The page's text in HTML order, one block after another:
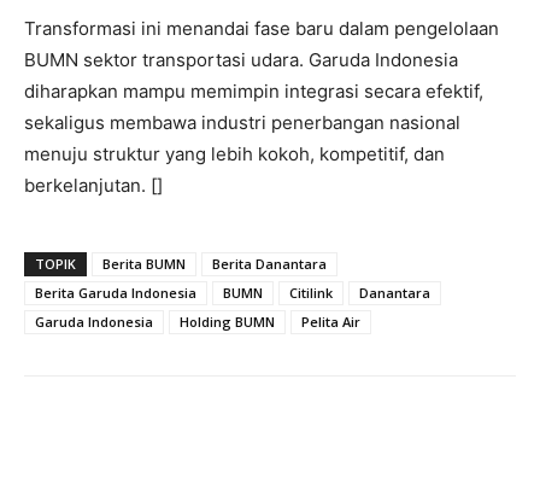
Transformasi ini menandai fase baru dalam pengelolaan
BUMN sektor transportasi udara. Garuda Indonesia
diharapkan mampu memimpin integrasi secara efektif,
sekaligus membawa industri penerbangan nasional
menuju struktur yang lebih kokoh, kompetitif, dan
berkelanjutan. []
TOPIK Berita BUMN
Berita Danantara
Berita Garuda Indonesia
BUMN Citilink
Danantara
Garuda Indonesia
Holding BUMN Pelita Air